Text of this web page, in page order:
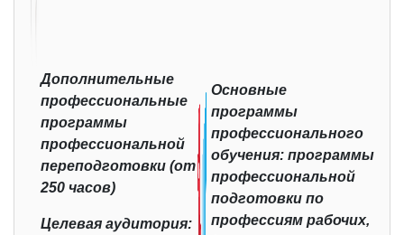
Дополнительные
профессиональные
программы
профессиональной
переподготовки (от
250 часов)
Целевая аудитория:
Основные
программы
профессионального
обучения: программы
профессиональной
подготовки по
профессиям рабочих,